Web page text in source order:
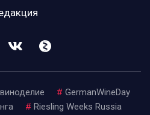
виноделие # GermanWineDay
# Riesling Weeks Russia